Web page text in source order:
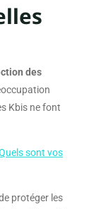
des
Kbis ne font
sont vos
protéger les